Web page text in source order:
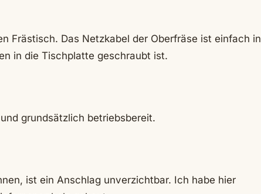
Frästisch. Das Netzkabel der Oberfräse ist einfach in
in die Tischplatte geschraubt ist.
grundsätzlich betriebsbereit.
ist ein Anschlag unverzichtbar. Ich habe hier